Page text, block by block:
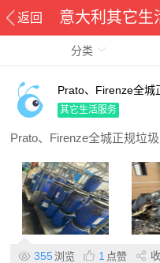
返回 意大利其它生
分类
Prato、Firenze全城
其它生活服务
Prato、Firenze全城正规垃
355 浏览 1 点赞